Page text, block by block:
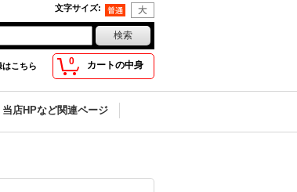
文字サイズ:
0 カートの中身
はこちら
当店HPなど関連ページ